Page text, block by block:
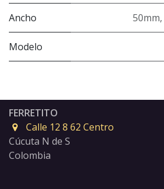
Ancho 50mm,
Modelo
FERRETITO
Calle 12 8 62 Centro
Cúcuta N de S
Colombia